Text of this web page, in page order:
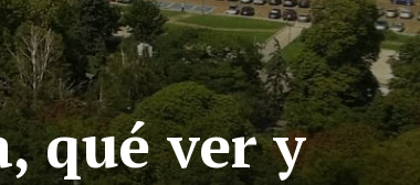
qué ver y